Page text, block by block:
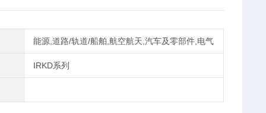
能源,道路/轨道/船舶,航空航天,汽车及零部件,电气
IRKD系列